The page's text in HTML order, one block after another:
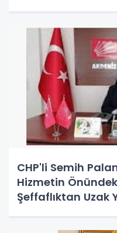
CHP'li Semih
Hizmetin
Şeffaflıktan Uzak